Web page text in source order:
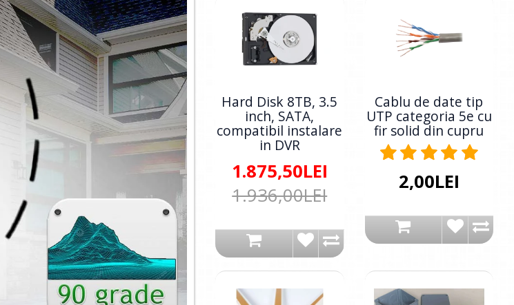
Hard Disk 8TB, 3.5
inch, SATA,
compatibil instalare
in DVR
1.875,50LEI
1.936,00LEI
Cablu de date tip
UTP categoria 5e cu
fir solid din cupru
2,00LEI